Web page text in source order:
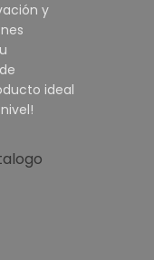
y
ideal